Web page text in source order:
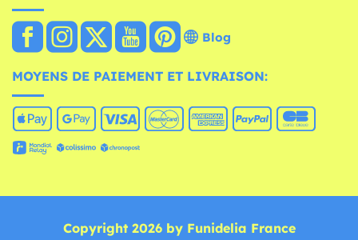
Blog
MOYENS DE PAIEMENT ET LIVRAISON:
Copyright 2026 by Funidelia France